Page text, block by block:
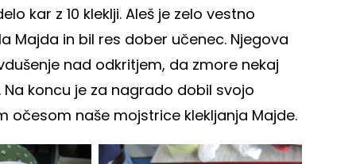
kar z 10 kleklji. Aleš je zelo vestno
Majda in bil res dober učenec. Njegova
nad odkritjem, da zmore nekaj
koncu je za nagrado dobil svojo
očesom naše mojstrice klekljanja Majde.